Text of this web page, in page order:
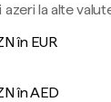
la alte
în EUR
în AED